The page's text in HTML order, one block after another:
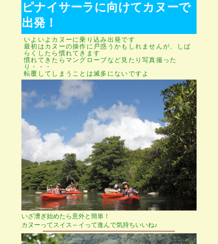
ピナイサーラに向けてカヌーで
出発！
いよいよカヌーに乗り込み出発です
最初はカヌーの操作に戸惑うかもしれませんが、しば
らくしたら慣れてきます
慣れてきたらマングローブなど見たり写真撮った
り・・・
転覆してしまうことは滅多にないですよ
いざ漕ぎ始めたら意外と簡単！
カヌーってスイス～イって進んで気持ちいいね♪